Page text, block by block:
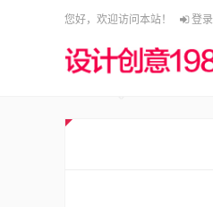
您好，欢迎访问本站！ 登录